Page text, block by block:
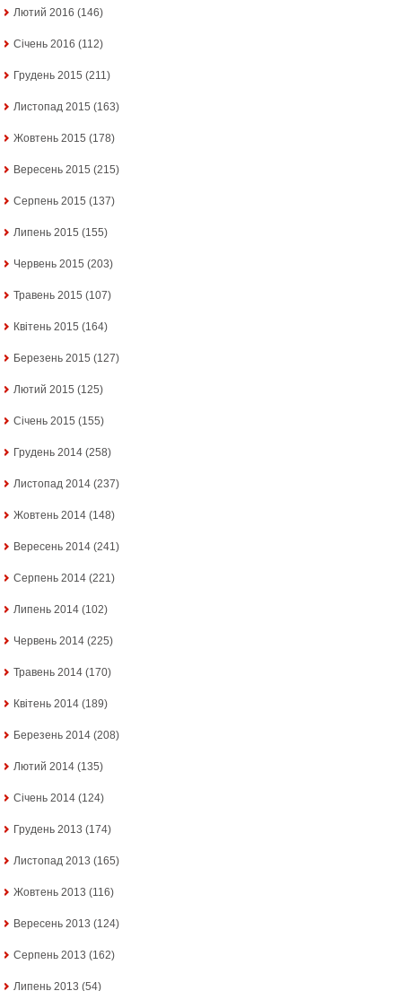
Лютий 2016 (146)
Січень 2016 (112)
Грудень 2015 (211)
Листопад 2015 (163)
Жовтень 2015 (178)
Вересень 2015 (215)
Серпень 2015 (137)
Липень 2015 (155)
Червень 2015 (203)
Травень 2015 (107)
Квітень 2015 (164)
Березень 2015 (127)
Лютий 2015 (125)
Січень 2015 (155)
Грудень 2014 (258)
Листопад 2014 (237)
Жовтень 2014 (148)
Вересень 2014 (241)
Серпень 2014 (221)
Липень 2014 (102)
Червень 2014 (225)
Травень 2014 (170)
Квітень 2014 (189)
Березень 2014 (208)
Лютий 2014 (135)
Січень 2014 (124)
Грудень 2013 (174)
Листопад 2013 (165)
Жовтень 2013 (116)
Вересень 2013 (124)
Серпень 2013 (162)
Липень 2013 (54)